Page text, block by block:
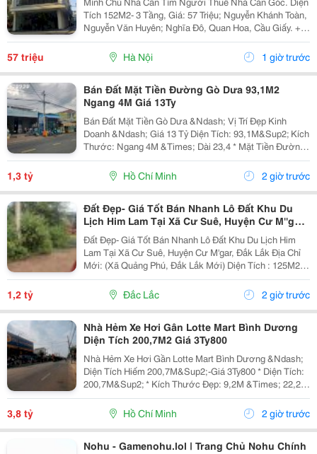
Tích 152M2- 3 Tầng, Giá: 57 Triệu; Nguyễn Khánh Toàn,
Nguyễn Văn Huyên; Nghĩa Đô, Quan Hoa, Cầu Giấy. +
Liên Hệ Trực Tiếp Chủ Nhà: 0946507497 + Vỉa Hè Lớn,
Mặt Tiền Rộng,Thoáng. + Vị Trí Gần Ngay Ngã...
57 triệu Hà Nội 1 giờ trước
Bán Đất Mặt Tiền Đường Gò Dưa 93,1M2
Ngang 4M Giá 13Ty
Bán Đất Mặt Tiền Gò Dưa &Ndash; Vị Trí Đẹp Kinh
Doanh &Ndash; Giá 13 Tỷ Diện Tích: 93,1M&Sup2; Kích
Thước: Ngang 4M &Times; Dài 23,4 * Mặt Tiền Đường
Lớn, Xe Cộ Qua Lại Đông Đúc. * Thích Hợp Xây Nhà
Phố, Văn Phòng, Cửa Hàng, Showroom Hoặc Đầu...
1,3 tỷ Hồ Chí Minh 2 giờ trước
Đất Đẹp- Giá Tốt Bán Nhanh Lô Đất Khu Du
Lịch Him Lam Tại Xã Cư Suê, Huyện Cư M''gar,
Đắk Lắk
Đất Đẹp- Giá Tốt Bán Nhanh Lô Đất Khu Du Lịch Him
Lam Tại Xã Cư Suê, Huyện Cư M'gar, Đắk Lắk Địa Chỉ
Mới: (Xã Quảng Phú, Đắk Lắk Mới) Diện Tích : 125M2,
75M2 Thổ Cư. Nở Hậu Giá Bán: 1,2 Tỷ(Có Thương
Lượng) - Vị Trí Đẹp Giao Thông Thuận Lợi, Đất...
1,2 tỷ Đắc Lắc 2 giờ trước
Nhà Hẻm Xe Hơi Gân Lotte Mart Bình Dương
Diện Tích 200,7M2 Giá 3Ty800
Nhà Hẻm Xe Hơi Gần Lotte Mart Bình Dương &Ndash;
Diện Tích Hiếm 200,7M&Sup2;-Giá 3Ty800 * Diện Tích:
200,7M&Sup2; * Kích Thước Đẹp: 9,2M &Times; 22,2M
* Nhà Cấp 4 Gồm 3 Phòng Ngủ, 1 Wc * Hẻm Xe Hơi
Rộng, Ô Tô Vào Tận Nhà * Hướng Đông Nam, Đất...
3,8 tỷ Hồ Chí Minh 2 giờ trước
Nohu - Gamenohu.lol | Trang Chủ Nohu Chính